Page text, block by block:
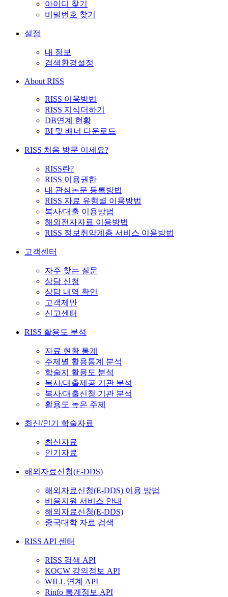
아이디 찾기
비밀번호 찾기
설정
내 정보
검색환경설정
About RISS
RISS 이용방법
RISS 지식더하기
DB연계 현황
BI 및 배너 다운로드
RISS 처음 방문 이세요?
RISS란?
RISS 이용권한
내 관심논문 등록방법
RISS 자료 유형별 이용방법
복사/대출 이용방법
해외전자자료 이용방법
RISS 정보취약계층 서비스 이용방법
고객센터
자주 찾는 질문
상담 신청
상담 내역 확인
고객제안
신고센터
RISS 활용도 분석
자료 현황 통계
주제별 활용통계 분석
학술지 활용도 분석
복사/대출제공 기관 분석
복사/대출신청 기관 분석
활용도 높은 주제
최신/인기 학술자료
최신자료
인기자료
해외자료신청(E-DDS)
해외자료신청(E-DDS) 이용 방법
비용지원 서비스 안내
해외자료신청(E-DDS)
중국대학 자료 검색
RISS API 센터
RISS 검색 API
KOCW 강의정보 API
WILL 연계 API
Rinfo 통계정보 API